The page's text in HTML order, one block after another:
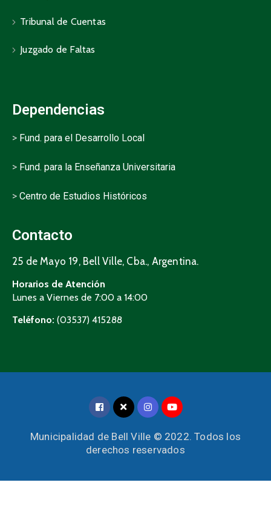
Tribunal de Cuentas
Juzgado de Faltas
Dependencias
> Fund. para el Desarrollo Local
> Fund. para la Enseñanza Universitaria
> Centro de Estudios Históricos
Contacto
25 de Mayo 19, Bell Ville, Cba., Argentina.
Horarios de Atención
Lunes a Viernes de 7:00 a 14:00
Teléfono: (03537) 415288
Municipalidad de Bell Ville © 2022. Todos los
derechos reservados